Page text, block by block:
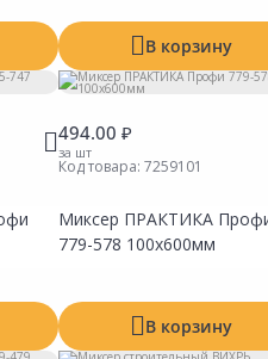
В корзину
494.00 ₽
за шт
Код товара: 7259101
Миксер ПРАКТИКА
779-578 100х600мм
В корзину